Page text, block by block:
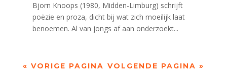
Bjorn Knoops (1980, Midden-Limburg) schrijft
poëzie en proza, dicht bij wat zich moeilijk laat
benoemen. Al van jongs af aan onderzoekt...
« VORIGE PAGINA VOLGENDE PAGINA »